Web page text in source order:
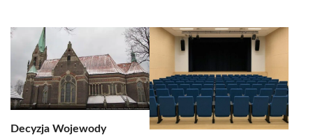
Decyzja Wojewody